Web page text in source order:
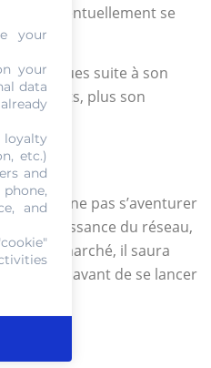
éventuellement se
spécifiques suite à son
corrects, plus son
de ne pas s’aventurer
connaissance du réseau,
prix du marché, il saura
terrain avant de se lancer
your
your
data
loyalty
etc.)
and
and